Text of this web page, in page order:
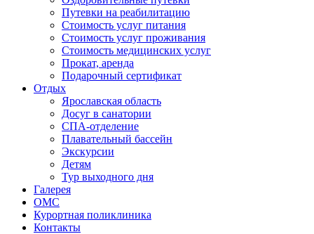
Путевки на реабилитацию
Стоимость услуг питания
Стоимость услуг проживания
Стоимость медицинских услуг
Прокат, аренда
Подарочный сертификат
Отдых
Ярославская область
Досуг в санатории
СПА-отделение
Плавательный бассейн
Экскурсии
Детям
Тур выходного дня
Галерея
ОМС
Курортная поликлиника
Контакты